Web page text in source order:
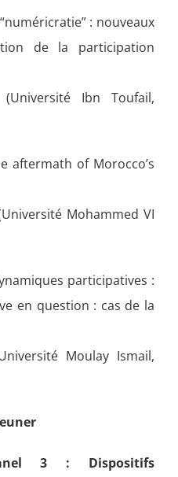
: nouveaux
de la participation
(Université Ibn Toufail,
aftermath of Morocco’s
Mohammed VI
participatives :
en question : cas de la
Moulay Ismail,
3 : Dispositifs